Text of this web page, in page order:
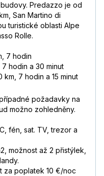
Predazzo je od
San Martino di
turistické oblasti Alpe
Rolle.
7 hodin
hodin a 30 minut
7 hodin a 15 minut
požadavky na
možno zohledněny.
fén, sat. TV, trezor a
možnost až 2 přistýlek,
za poplatek 10 €/noc